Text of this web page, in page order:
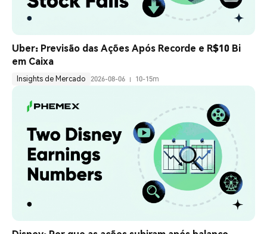
Uber: Previsão das Ações Após Recorde e R$10 Bi
em Caixa
Insights de Mercado 2026-08-06 10-15m